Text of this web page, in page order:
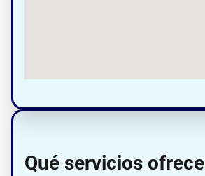
Qué servicios ofrece